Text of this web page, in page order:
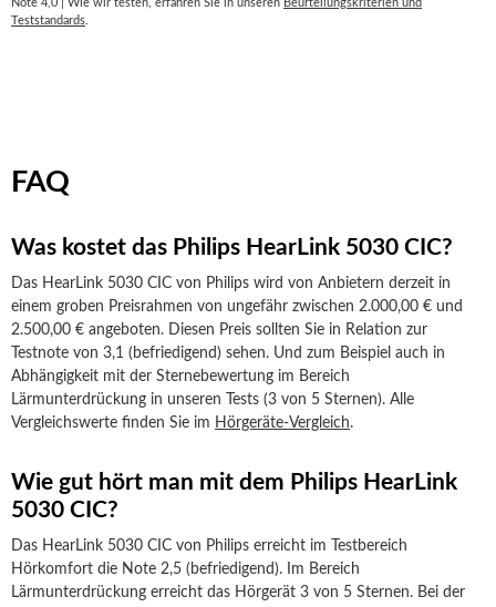
Note 4,0 | Wie wir testen, erfahren Sie in unseren Beurteilungskriterien und
Teststandards.
FAQ
Was kostet das Philips HearLink 5030 CIC?
Das HearLink 5030 CIC von Philips wird von Anbietern derzeit in
einem groben Preisrahmen von ungefähr zwischen 2.000,00 € und
2.500,00 € angeboten. Diesen Preis sollten Sie in Relation zur
Testnote von 3,1 (befriedigend) sehen. Und zum Beispiel auch in
Abhängigkeit mit der Sternebewertung im Bereich
Lärmunterdrückung in unseren Tests (3 von 5 Sternen). Alle
Vergleichswerte finden Sie im Hörgeräte-Vergleich.
Wie gut hört man mit dem Philips HearLink
5030 CIC?
Das HearLink 5030 CIC von Philips erreicht im Testbereich
Hörkomfort die Note 2,5 (befriedigend). Im Bereich
Lärmunterdrückung erreicht das Hörgerät 3 von 5 Sternen. Bei der